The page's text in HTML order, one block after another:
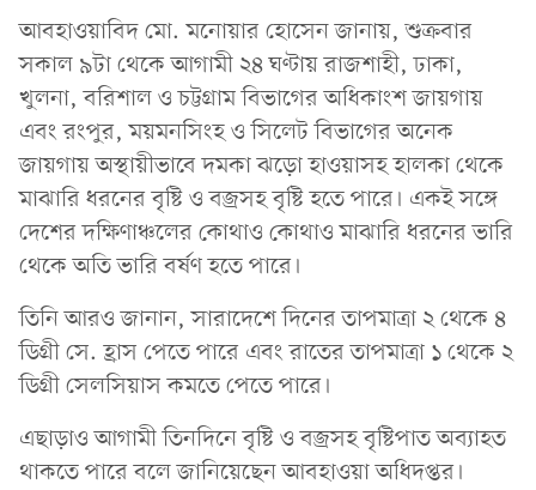
আবহাওয়াবিদ মো. মনোয়ার হোসেন জানায়, শুক্রবার
সকাল ৯টা থেকে আগামী ২৪ ঘণ্টায় রাজশাহী, ঢাকা,
খুলনা, বরিশাল ও চট্টগ্রাম বিভাগের অধিকাংশ জায়গায়
এবং রংপুর, ময়মনসিংহ ও সিলেট বিভাগের অনেক
জায়গায় অস্থায়ীভাবে দমকা ঝড়ো হাওয়াসহ হালকা থেকে
মাঝারি ধরনের বৃষ্টি ও বজ্রসহ বৃষ্টি হতে পারে। একই সঙ্গে
দেশের দক্ষিণাঞ্চলের কোথাও কোথাও মাঝারি ধরনের ভারি
থেকে অতি ভারি বর্ষণ হতে পারে।
তিনি আরও জানান, সারাদেশে দিনের তাপমাত্রা ২ থেকে ৪
ডিগ্রী সে. হ্রাস পেতে পারে এবং রাতের তাপমাত্রা ১ থেকে ২
ডিগ্রী সেলসিয়াস কমতে পেতে পারে।
এছাড়াও আগামী তিনদিনে বৃষ্টি ও বজ্রসহ বৃষ্টিপাত অব্যাহত
থাকতে পারে বলে জানিয়েছেন আবহাওয়া অধিদপ্তর।